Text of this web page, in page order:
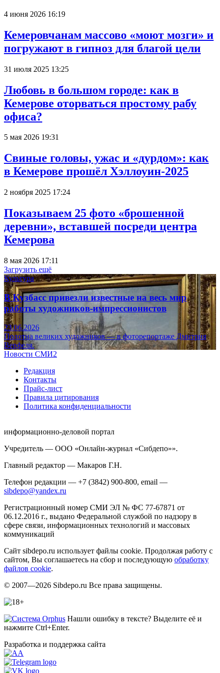
4 июня 2026 16:19
Кемеровчанам массово «моют мозги» и
погружают в гипноз для благой цели
31 июля 2025 13:25
Любовь в большом городе: как в
Кемерове оторваться простому рабу
офиса?
5 мая 2026 19:31
Свиные головы, ужас и «дурдом»: как
в Кемерове прошёл Хэллоуин-2025
2 ноября 2025 17:24
Показываем 25 фото «брошенной
деревни», вставшей посреди центра
Кемерова
8 мая 2026 17:11
Загрузить ещё
Культура
В Кузбасс привезли известные на весь мир
работы художников-импрессионистов
23.06.2026
Полотна великих художников — в фоторепортаже Дмитрия
Верфеля.
Новости СМИ2
Редакция
Контакты
Прайс-лист
Правила цитирования
Политика конфиденциальности
информационно-деловой портал
Учредитель — ООО «Онлайн-журнал «Сибдепо»».
Главный редактор — Макаров Г.Н.
Телефон редакции — +7 (3842) 900-800, email —
sibdepo@yandex.ru
Регистрационный номер СМИ ЭЛ № ФС 77-67871 от
06.12.2016 г., выдано Федеральной службой по надзору в
сфере связи, информационных технологий и массовых
коммуникаций
Сайт sibdepo.ru использует файлы cookie. Продолжая работу с
сайтом, Вы соглашаетесь на сбор и последующую обработку
файлов cookie.
© 2007—2026 Sibdepo.ru Все права защищены.
Нашли ошибку в тексте? Выделите её и
нажмите Ctrl+Enter.
Разработка и поддержка сайта